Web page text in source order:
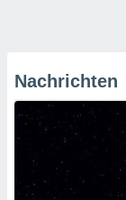
Nachrichten